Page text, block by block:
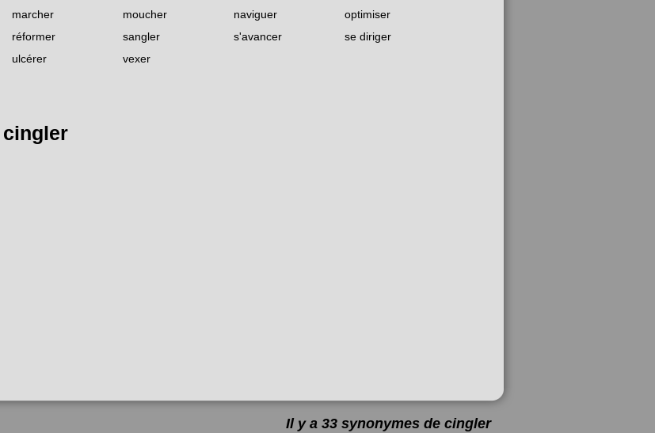
marcher moucher naviguer
optimiser
réformer sangler s'avancer
se diriger
ulcérer vexer
cingler
Il y a 33 synonymes de cingler